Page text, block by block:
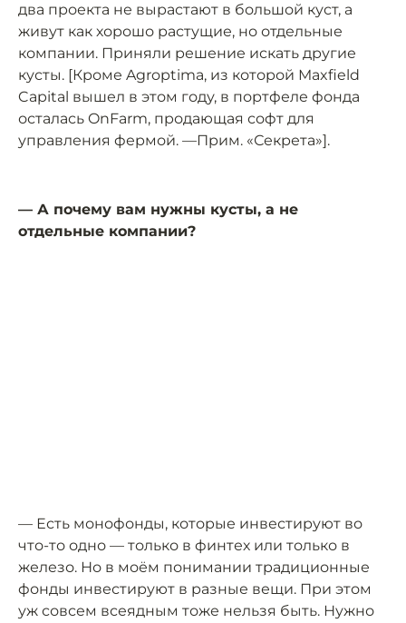
два проекта не вырастают в большой куст, а
живут как хорошо растущие, но отдельные
компании. Приняли решение искать другие
кусты. [Кроме Agroptima, из которой Maxfield
Capital вышел в этом году, в портфеле фонда
осталась OnFarm, продающая софт для
управления фермой. —Прим. «Секрета»].
— А почему вам нужны кусты, а не
отдельные компании?
— Есть монофонды, которые инвестируют во
что-то одно — только в финтех или только в
железо. Но в моём понимании традиционные
фонды инвестируют в разные вещи. При этом
уж совсем всеядным тоже нельзя быть. Нужно